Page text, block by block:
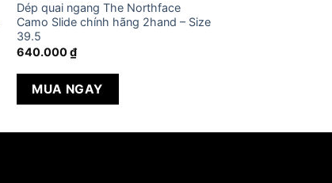
Dép quai ngang The Northface
Camo Slide chính hãng 2hand – Size
39.5
640.000₫
MUA NGAY